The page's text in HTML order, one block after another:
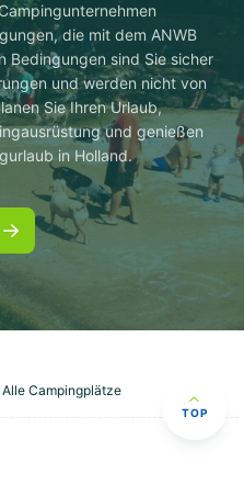
die mit dem ANWB
Bedingungen sind Sie sicher
und werden nicht von
Sie Ihren Urlaub,
und genießen
in Holland.
Alle Campingplätze
TOP